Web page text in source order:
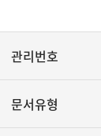
관리번호
문서유형